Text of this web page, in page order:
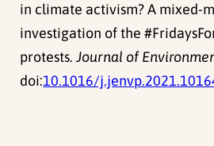
in climate activism? A mixed-
investigation of the
protests.Journal of
doi:10.1016/